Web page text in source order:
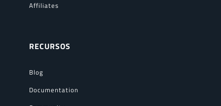
Affiliates
RECURSOS
Blog
Documentation